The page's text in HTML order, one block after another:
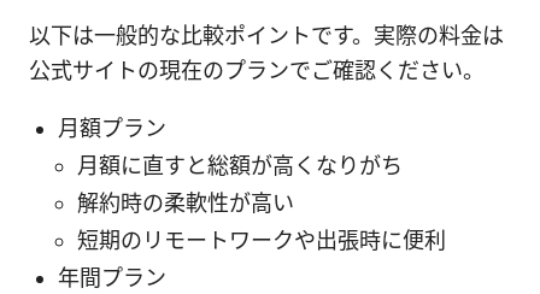
以下は一般的な比較ポイントです。実際の料金は
公式サイトの現在のプランでご確認ください。
月額プラン
月額に直すと総額が高くなりがち
解約時の柔軟性が高い
短期のリモートワークや出張時に便利
年間プラン